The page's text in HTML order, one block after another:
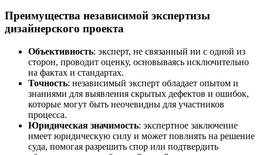
Преимущества независимой экспертизы
дизайнерского проекта
Объективность: эксперт, не связанный ни с одной из
сторон, проводит оценку, основываясь исключительно
на фактах и стандартах.
Точность: независимый эксперт обладает опытом и
знаниями для выявления скрытых дефектов и ошибок,
которые могут быть неочевидны для участников
процесса.
Юридическая значимость: экспертное заключение
имеет юридическую силу и может повлиять на решение
суда, помогая разрешить спор или подтвердить